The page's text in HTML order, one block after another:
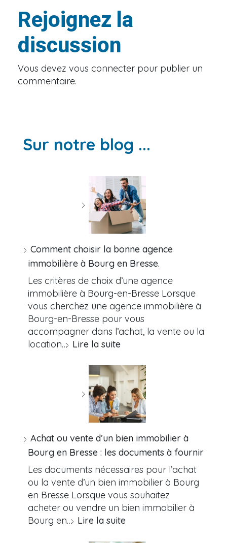
Rejoignez la
discussion
Vous devez vous connecter pour publier un
commentaire.
Sur notre blog ...
Comment choisir la bonne agence
immobilière à Bourg en Bresse.
Les critères de choix d’une agence
immobilière à Bourg-en-Bresse Lorsque
vous cherchez une agence immobilière à
Bourg-en-Bresse pour vous
accompagner dans l’achat, la vente ou la
location… Lire la suite
Achat ou vente d’un bien immobilier à
Bourg en Bresse : les documents à fournir
Les documents nécessaires pour l’achat
ou la vente d’un bien immobilier à Bourg
en Bresse Lorsque vous souhaitez
acheter ou vendre un bien immobilier à
Bourg en… Lire la suite